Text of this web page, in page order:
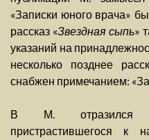
«Записки юного врача»
рассказ «Звездная сыпь»
указаний на
несколько позднее
снабжен примечанием:
В М. отразился
пристрастившегося к